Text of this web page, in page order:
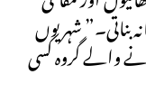
بناتی۔” شہریوں
والے گروہ کسی